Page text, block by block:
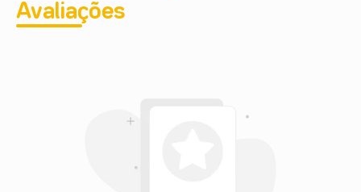
Avaliações